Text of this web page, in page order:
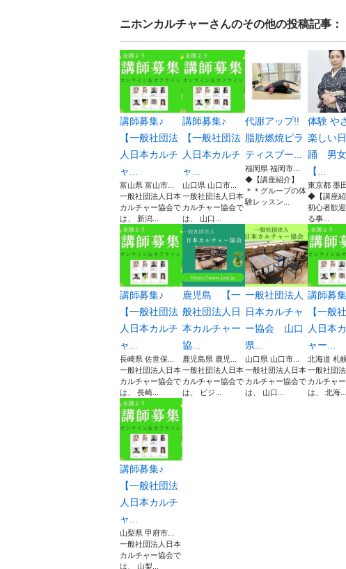
ニホンカルチャーさんのその他の投稿記事：
講師募集♪
【一般社団法
人日本カルチ
ャ...
富山県 富山市...
一般社団法人日本
カルチャー協会で
は、 新潟...
講師募集♪
【一般社団法
人日本カルチ
ャ...
山口県 山口市...
一般社団法人日本
カルチャー協会で
は、 山口...
代謝アップ!!
脂肪燃焼ピラ
ティスブー...
福岡県 福岡市...
◆【講座紹介】
＊＊グループの体
験レッスン...
体験 や
楽しい
踊 男
【...
東京都 墨
◆【講座紹
初心者歓
る事...
講師募集♪
【一般社団法
人日本カルチ
ャ...
長崎県 佐世保...
一般社団法人日本
カルチャー協会で
は、 長崎...
鹿児島 【一
般社団法人日
本カルチャー
協...
鹿児島県 鹿児...
一般社団法人日本
カルチャー協会で
は、 ビジ...
一般社団法人
日本カルチャ
ー協会 山口
県...
山口県 山口市...
一般社団法人日本
カルチャー協会で
は、 山口...
講師募
【一般
人日本
ャー...
北海道 札
一般社団
カルチャ
は、 北海...
講師募集♪
【一般社団法
人日本カルチ
ャ...
山梨県 甲府市...
一般社団法人日本
カルチャー協会で
は、 山梨...